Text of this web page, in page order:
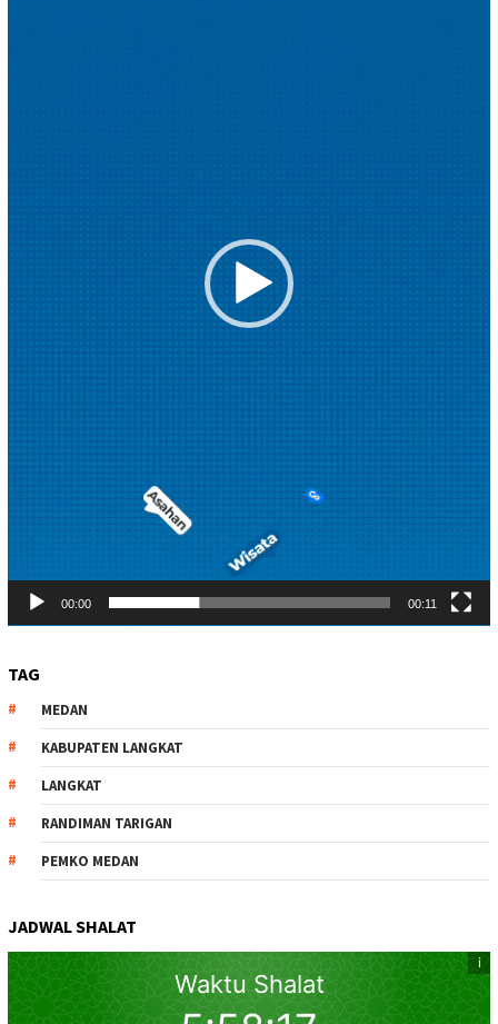
00:00 00:11
TAG
MEDAN
KABUPATEN LANGKAT
LANGKAT
RANDIMAN TARIGAN
PEMKO MEDAN
JADWAL SHALAT